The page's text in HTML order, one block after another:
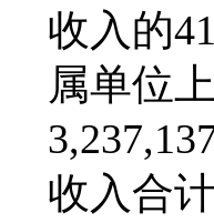
收入的
属单位
收入合